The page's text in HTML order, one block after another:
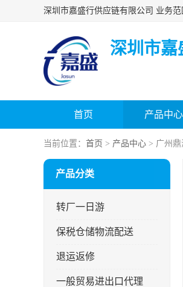
深圳市嘉
首页 产品中心
当前位置： 首页 > 产品中心 > 广州
产品分类
转厂一日游
保税仓储物流配送
退运返修
一般贸易进出口代理